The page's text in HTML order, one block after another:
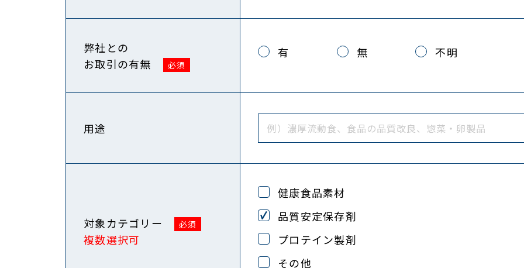
弊社との
お取引の有無
有 無 不明
用途
対象カテゴリー
複数選択可
健康食品素材
品質安定保存剤
プロテイン製剤
その他